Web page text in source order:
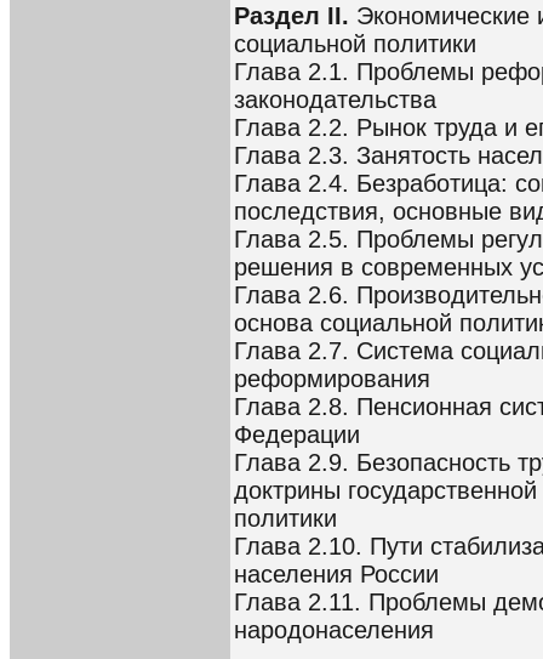
Раздел II. Экономические
социальной политики
Глава 2.1. Проблемы
законодательства
Глава 2.2. Рынок труда и
Глава 2.3. Занятость
Глава 2.4. Безработица:
последствия, основные
Глава 2.5. Проблемы
решения в современных
Глава 2.6.
основа социальной
Глава 2.7. Система
реформирования
Глава 2.8. Пенсионная
Федерации
Глава 2.9. Безопасность
доктрины государственной
политики
Глава 2.10. Пути
населения России
Глава 2.11. Проблемы
народонаселения